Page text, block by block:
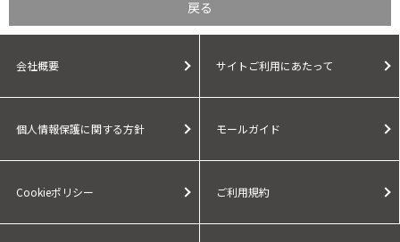
会社概要 サイトご利用にあたって
個人情報保護に関する方針 モールガイド
Cookieポリシー ご利用規約